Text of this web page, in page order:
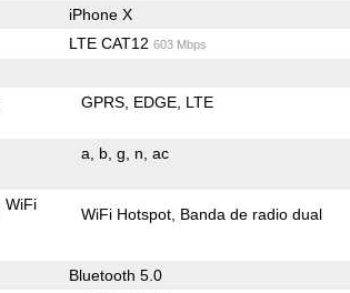
iPhone X
LTE CAT12 603 Mbps
GPRS EDGE LTE
a b g n ac
WiFi
WiFi Hotspot Banda de radio dual
Bluetooth 5.0